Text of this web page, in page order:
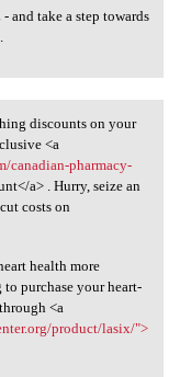
and take a step towards
discounts on your
<a
canadian-pharmacy-
a> . Hurry, seize an
costs on
health more
purchase your heart-
<a
product/lasix/">